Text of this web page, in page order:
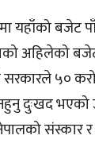
यहाँको बजेट
अहिलेको
सरकारले ५०
दुःखद
संस्कार